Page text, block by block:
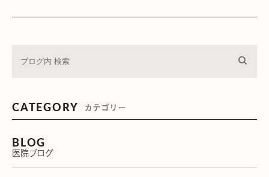
CATEGORY カテゴリー
BLOG
医院ブログ